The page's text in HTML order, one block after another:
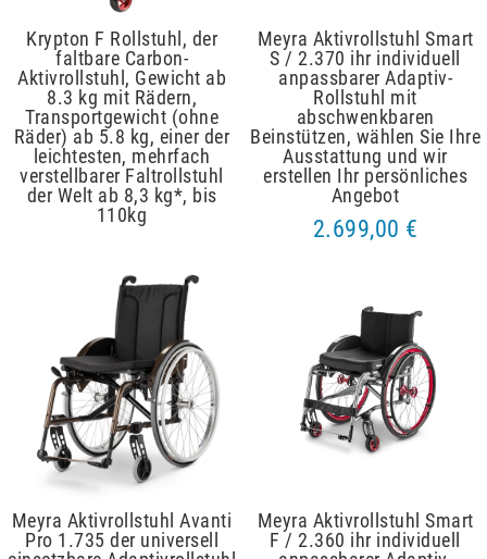
Krypton F Rollstuhl, der
faltbare Carbon-
Aktivrollstuhl, Gewicht ab
8.3 kg mit Rädern,
Transportgewicht (ohne
Räder) ab 5.8 kg, einer der
leichtesten, mehrfach
verstellbarer Faltrollstuhl
der Welt ab 8,3 kg*, bis
110kg
Meyra Aktivrollstuhl Smart
S / 2.370 ihr individuell
anpassbarer Adaptiv-
Rollstuhl mit
abschwenkbaren
Beinstützen, wählen Sie Ihre
Ausstattung und wir
erstellen Ihr persönliches
Angebot
2.699,00 €
Meyra Aktivrollstuhl Avanti
Pro 1.735 der universell
Meyra Aktivrollstuhl Smart
F / 2.360 ihr individuell